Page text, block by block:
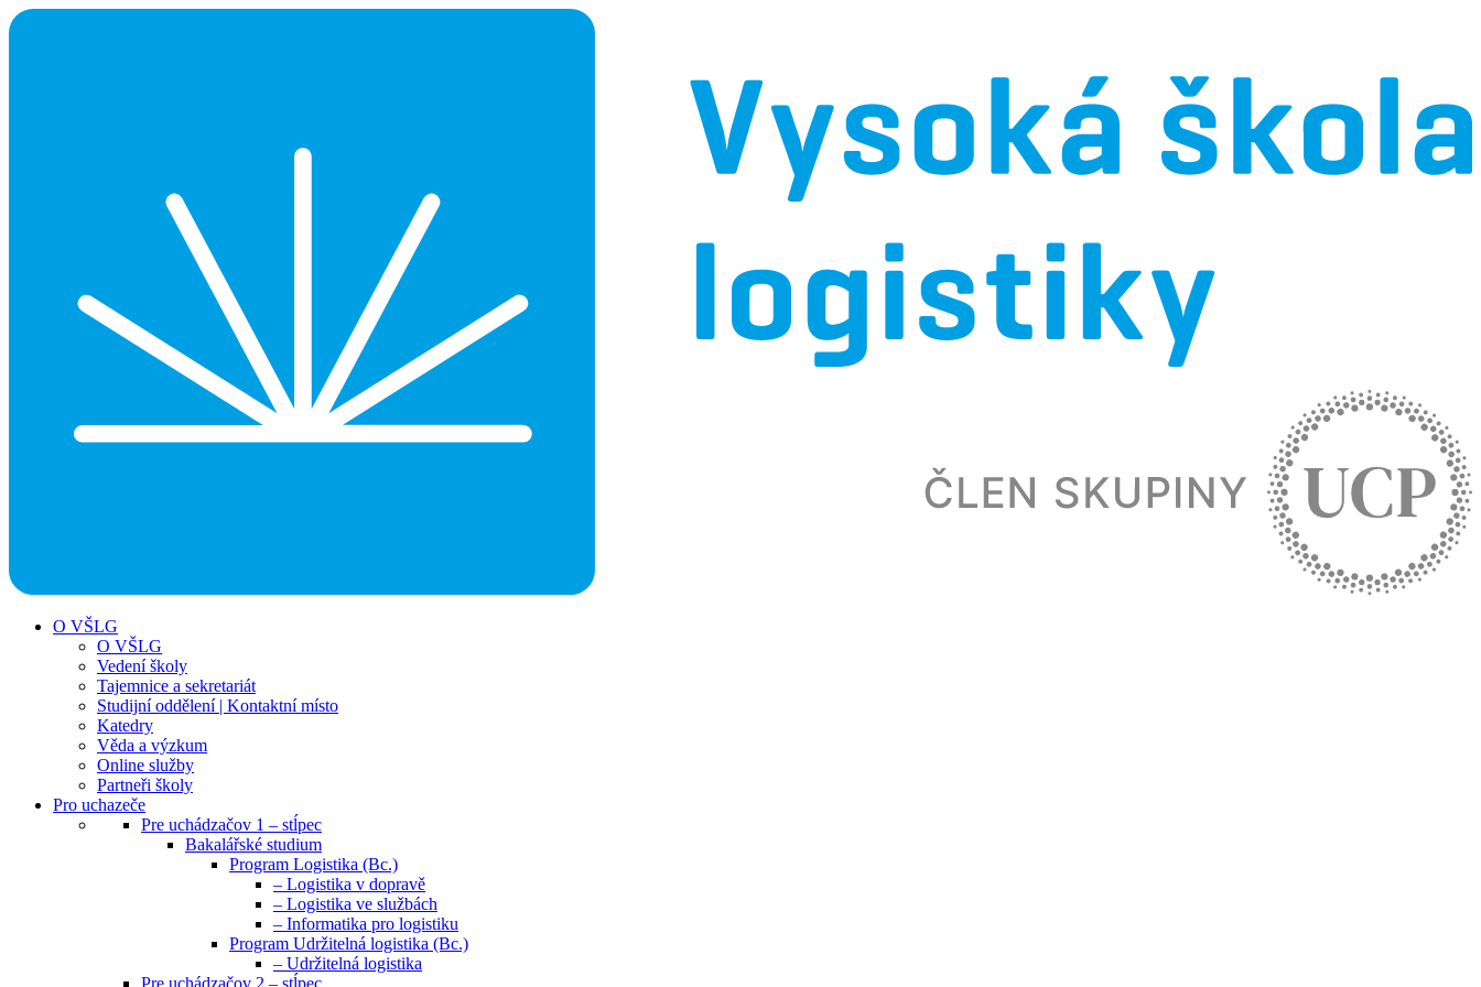
O VŠLG
O VŠLG
Vedení školy
Tajemnice a sekretariát
Studijní oddělení | Kontaktní místo
Katedry
Věda a výzkum
Online služby
Partneři školy
Pro uchazeče
Pre uchádzačov 1 – stĺpec
Bakalářské studium
Program Logistika (Bc.)
– Logistika v dopravě
– Logistika ve službách
– Informatika pro logistiku
Program Udržitelná logistika (Bc.)
– Udržitelná logistika
Pre uchádzačov 2 – stĺpec